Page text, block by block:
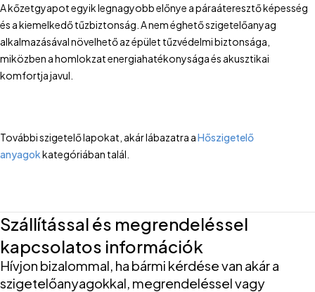
A kőzetgyapot egyik legnagyobb előnye a páraáteresztő képesség
és a kiemelkedő tűzbiztonság. A nem éghető szigetelőanyag
alkalmazásával növelhető az épület tűzvédelmi biztonsága,
miközben a homlokzat energiahatékonysága és akusztikai
komfortja javul.
További szigetelő lapokat, akár lábazatra aHőszigetelő
anyagokkategóriában talál.
Szállítással és megrendeléssel
kapcsolatos információk
Hívjon bizalommal, ha bármi kérdése van akár a
szigetelőanyagokkal, megrendeléssel vagy